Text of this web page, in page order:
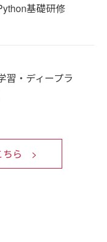
基礎研修
習・ディープラ
ら